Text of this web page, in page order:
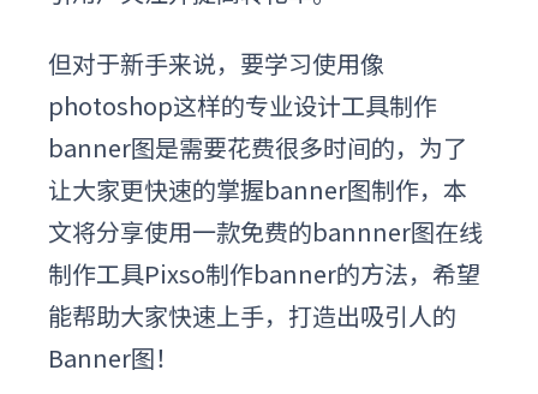
但对于新手来说，要学习使用像
photoshop这样的专业设计工具制作
banner图是需要花费很多时间的，为了
让大家更快速的掌握banner图制作，本
文将分享使用一款免费的bannner图在线
制作工具Pixso制作banner的方法，希望
能帮助大家快速上手，打造出吸引人的
Banner图！